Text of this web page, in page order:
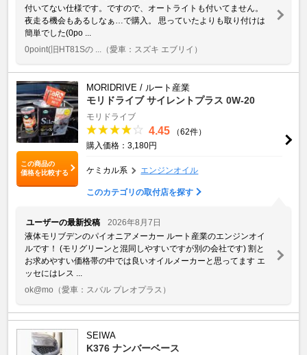
付いてない仕様です。ですので、オートライトも付いてません。
夜走る機会もあるしなぁ…で購入。 思っていたよりも取り付けは
簡単でした(0po ...
0point(旧HT81Sの ...
（愛車：スズキ エブリイ）
この商品の
価格を比較する
MORIDRIVE / ルート産業
モリドライブ サイレントプラス 0W-20
モリドライブ
4.45
（62件）
購入価格：3,180円
ケミカル系 エンジンオイル
このカテゴリの取付店を探す
ユーザーの最新投稿
2026年8月7日
液体モリブデンのパイオニアメーカー ルート産業のエンジンオイ
ルです！ (モリグリーンと混同しやすいですが別の会社です) 割と
お求めやすい価格帯の中では良いオイルメーカーと思ってます エ
ッセにはレス ...
ok@mo （愛車：スバル プレオプラス）
SEIWA
K376 ナンバーベース